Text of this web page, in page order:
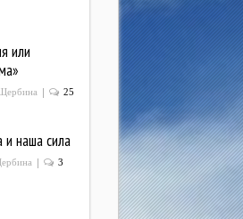
или
| 25
наша сила
| 3